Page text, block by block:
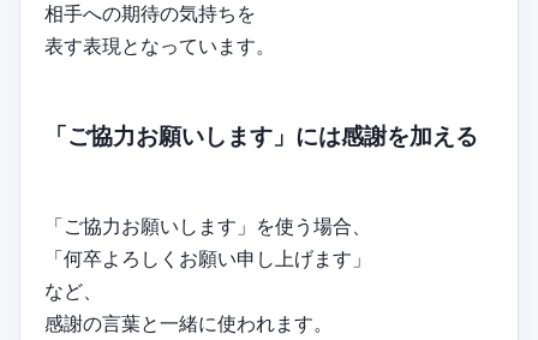
相手への期待の気持ちを
表す表現となっています。
「ご協力お願いします」には感謝を加える
「ご協力お願いします」を使う場合、
「何卒よろしくお願い申し上げます」
など、
感謝の言葉と一緒に使われます。